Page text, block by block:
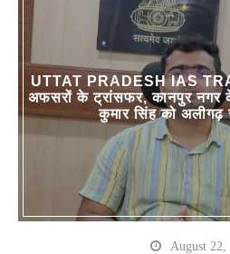
UTTAT PRADESH IAS
अफसरों के ट्रांसफर, कानपुर नगर
कुमार सिंह को अलीगढ़
August 22,